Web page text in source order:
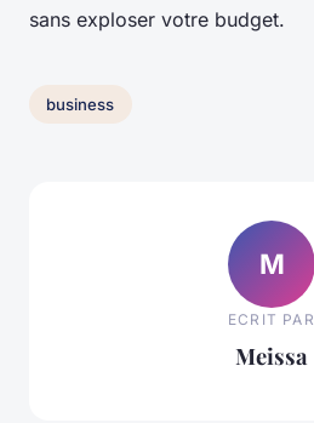
sans exploser votre budget.
business
M
ECRIT PAR
Meissa